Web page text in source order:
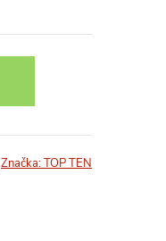
Značka:TOP TEN